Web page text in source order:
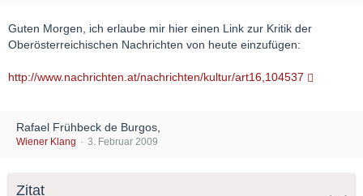
Guten Morgen, ich erlaube mir hier einen Link zur Kritik der
Oberösterreichischen Nachrichten von heute einzufügen:
http://www.nachrichten.at/nachrichten/kultur/art16,104537
Rafael Frühbeck de Burgos,
Wiener Klang 3. Februar 2009
Zitat